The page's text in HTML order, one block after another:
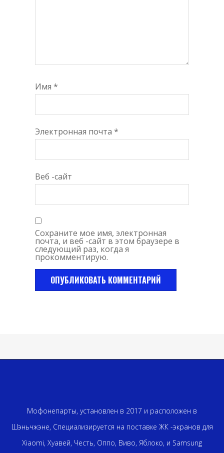
Имя *
Электронная почта *
Веб -сайт
Сохраните мое имя, электронная
почта, и веб -сайт в этом браузере в
следующий раз, когда я
прокомментирую.
Мофонепарты, установлен в 2017 и расположен в
Шэньчжэне, Специализируется на поставке ЖК -экранов для
Xiaomi, Хуавей, Честь, Оппо, Виво, Яблоко, и Samsung